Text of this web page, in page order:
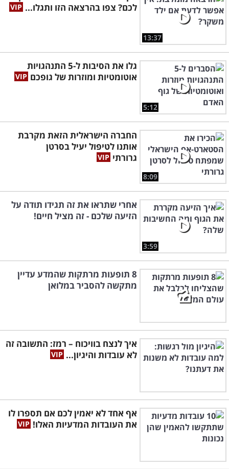
13:37
לכם? צפו בהרצאה הזו ותגלו...
5:12
גלו את הסיבות ל-5 התנהגויות
אוטומטיות ומוזרות של גופכם
8:09
החברה הישראלית הזאת מקרבת
אותנו לטיפול יעיל בסרטן
גרורתי
3:59
אחרי שתראו את זה תגידו תודה על
הזיעה שלכם - זה מציל חיים!
8 תופעות מרתקות שהמדע עדיין
מתקשה להסביר במלואן
איך לנצח בוויכוח – רמז: התשובה זה
לא עובדות והיגיון...
אף אחד לא יאמין לכם אם תספרו לו
את העובדות המדעיות האלו!